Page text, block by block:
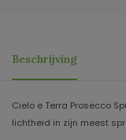
Beschrijving
Cielo e Terra Prosecco
lichtheid in zijn meest